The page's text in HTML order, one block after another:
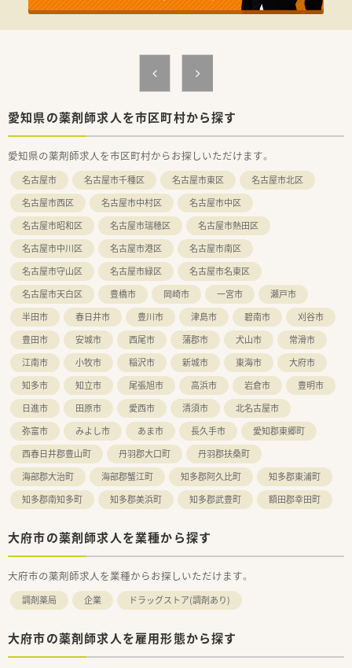
愛知県の薬剤師求人を市区町村から探す
愛知県の薬剤師求人を市区町村からお探しいただけます。
名古屋市 名古屋市千種区 名古屋市東区
名古屋市北区
名古屋市西区
名古屋市中村区
名古屋市中区
名古屋市昭和区
名古屋市瑞穂区
名古屋市熱田区
名古屋市中川区
名古屋市港区
名古屋市南区
名古屋市守山区
名古屋市緑区
名古屋市名東区
名古屋市天白区
豊橋市 岡崎市 一宮市
瀬戸市
半田市
春日井市 豊川市 津島市 碧南市
刈谷市
豊田市
安城市 西尾市 蒲郡市 犬山市
常滑市
江南市
小牧市 稲沢市 新城市 東海市
大府市
知多市
知立市 尾張旭市 高浜市 岩倉市
豊明市
日進市
田原市 愛西市 清須市
北名古屋市
弥富市
みよし市 あま市 長久手市
愛知郡東郷町
西春日井郡豊山町
丹羽郡大口町
丹羽郡扶桑町
海部郡大治町
海部郡蟹江町 知多郡阿久比町
知多郡東浦町
知多郡南知多町
知多郡美浜町 知多郡武豊町 額田郡幸田町
大府市の薬剤師求人を業種から探す
大府市の薬剤師求人を業種からお探しいただけます。
調剤薬局 企業 ドラッグストア(調剤あり)
大府市の薬剤師求人を雇用形態から探す